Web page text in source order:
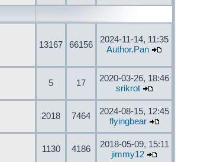
13167 66156
2024-11-14, 11:35
Author.Pan
5 17
2020-03-26, 18:46
srikrot
2018 7464
2024-08-15, 12:45
flyingbear
1130 4186
2018-05-09, 15:11
jimmy12